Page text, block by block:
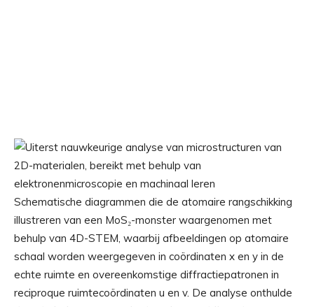
Schematische diagrammen die de atomaire rangschikking
illustreren van een MoS₂-monster waargenomen met
behulp van 4D-STEM, waarbij afbeeldingen op atomaire
schaal worden weergegeven in coördinaten x en y in de
echte ruimte en overeenkomstige diffractiepatronen in
reciproque ruimtecoördinaten u en v. De analyse onthulde